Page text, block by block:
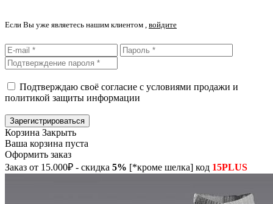
Если Вы уже являетесь нашим клиентом , войдите
Подтверждаю своё согласие с условиями продажи и
политикой защиты информации
Зарегистрироваться
Корзина Закрыть
Ваша корзина пуста
Оформить заказ
Заказ от 15.000₽ - скидка 5% [*кроме шелка] код 15PLUS